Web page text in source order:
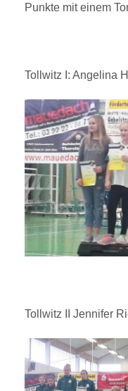
Punkte mit einem
Tollwitz I: Angelina
Tollwitz II Jennifer